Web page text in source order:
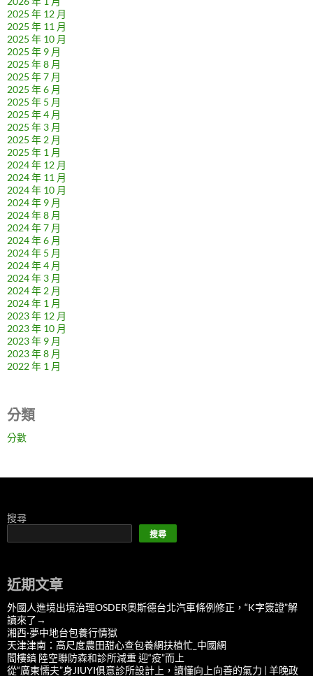
2025 年 12 月
2025 年 11 月
2025 年 10 月
2025 年 9 月
2025 年 8 月
2025 年 7 月
2025 年 6 月
2025 年 5 月
2025 年 4 月
2025 年 3 月
2025 年 2 月
2025 年 1 月
2024 年 12 月
2024 年 11 月
2024 年 10 月
2024 年 9 月
2024 年 8 月
2024 年 7 月
2024 年 6 月
2024 年 5 月
2024 年 4 月
2024 年 3 月
2024 年 2 月
2024 年 1 月
2023 年 12 月
2023 年 10 月
2023 年 9 月
2023 年 8 月
2022 年 1 月
分類
分數
搜尋
搜尋
近期文章
外國人進境出境治理OSDER奧斯德台北汽車條例修正，“K字簽證”解
讀來了→
湘西·夢中地台包養行情獄
天津津南：高尺度農田甜心查包養網扶植忙_中國網
閻樓鎮 陸空聯防森和診所減重 迎“疫”而上
從“廣東懦夫”身JIUYI俱意診所設計上，讀懂向上向善的氣力 | 羊晚政